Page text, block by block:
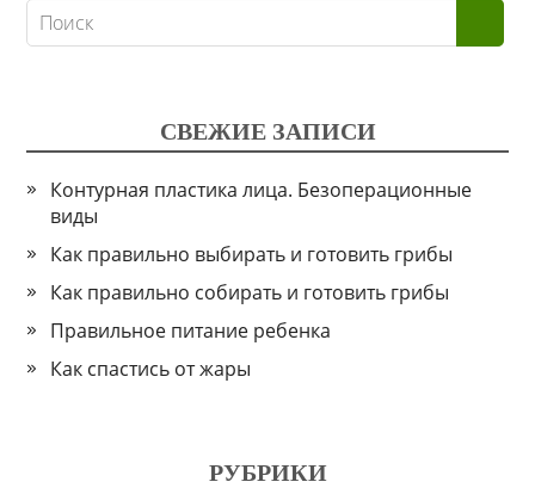
СВЕЖИЕ ЗАПИСИ
Контурная пластика лица. Безоперационные
виды
Как правильно выбирать и готовить грибы
Как правильно собирать и готовить грибы
Правильное питание ребенка
Как спастись от жары
РУБРИКИ